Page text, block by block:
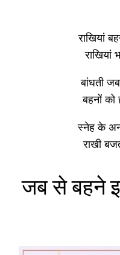
राखियां
राखियां
बांधती
बहनों को
स्नेह के
राखी
जब से बहने